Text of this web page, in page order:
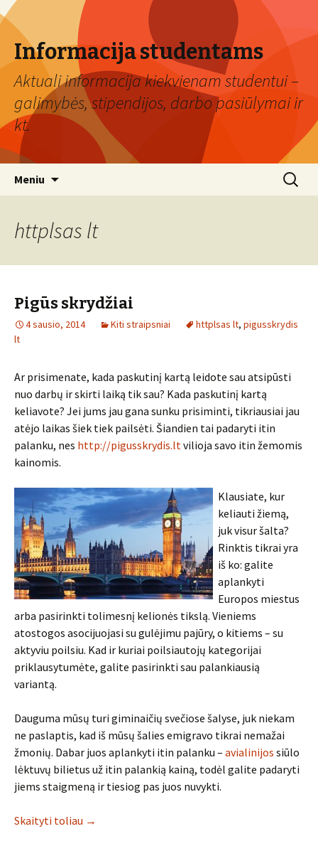
Informacija studentams
Aktuali informacija kiekvienam studentui –
galimybės, stipendijos, darbo pasiūlymai ir
kt.
Meniu Ieškoti:
httplsas lt
Pigūs skrydžiai
4 sausio, 2014 Kiti straipsniai httplsas lt, pigusskrydis
lt
Ar prisimenate, kada paskutinį kartą leidote sau atsipūsti
nuo darbų ir skirti laiką tik sau? Kada paskutinį kartą
keliavote? Jei jums jau gana sunku prisiminti, tikriausiai jau
atėjo laikas šiek tiek pailsėti. Šiandien tai padaryti itin
palanku, nes http://pigusskrydis.ltvilioja savo itin žemomis
kainomis.
Klausiate, kur
keliauti žiemą,
juk visur šalta?
Rinktis tikrai yra
iš ko: galite
aplankyti
Europos miestus
arba pasirinkti tolimesnį kelionės tikslą. Vieniems
atostogos asocijuojasi su gulėjimu pajūry, o kitiems – su
aktyviu poilsiu. Kad ir kuriai poilsiautojų kategorijai
priklausytumėte, galite pasirinkti sau palankiausią
variantą.
Dauguma mūsų turi giminaičių svečiose šalyse, juk niekam
ne paslaptis, kad iš mūsų šalies emigravo tikrai nemažai
žmonių. Dabar juos aplankyti itin palanku – avialinijos siūlo
lėktuvų bilietus už itin palankią kainą, todėl galite padaryti
jiems staigmeną ir tiesiog pas juos nuvykti.
Skaityti toliau →